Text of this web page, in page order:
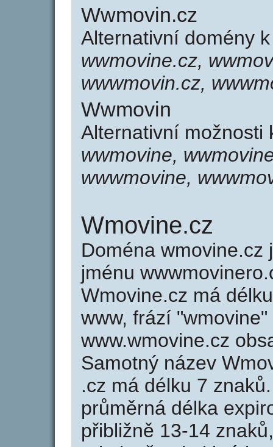
Wwmovin.cz
Alternativní domény
wwmovine.cz,
wwwmovin.cz,
Wwmovin
Alternativní možnosti
wwmovine,
wwwmovine,
Wmovine.cz
Doména wmovine.cz
jménu
Wmovine.cz má
www, frází
www.wmovine.cz
Samotný název
.cz má délku 7
průměrná délka
přibližně 13-14